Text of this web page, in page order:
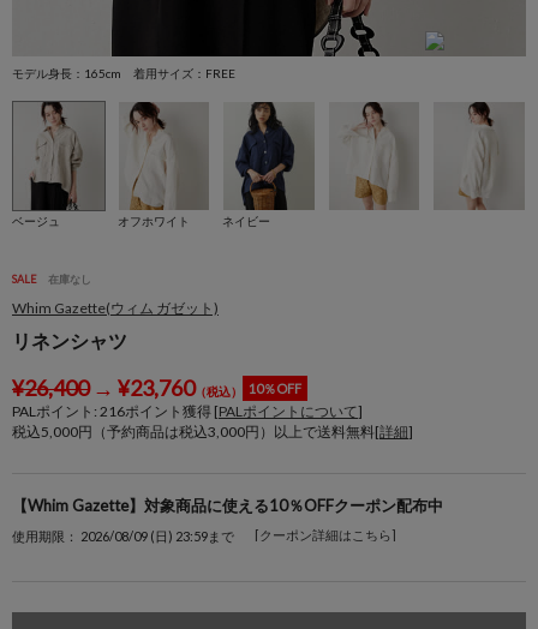
モデル身長：165cm 着用サイズ：FREE
ベージュ オフホワイト ネイビー
SALE 在庫なし
Whim Gazette(ウィム ガゼット)
リネンシャツ
¥26,400→ ¥23,760（税込） 10％OFF
PALポイント: 216ポイント獲得 [PALポイントについて]
税込5,000円（予約商品は税込3,000円）以上で送料無料[詳細]
【Whim Gazette】対象商品に使える10％OFFクーポン配布中
使用期限： 2026/08/09 (日) 23:59まで [クーポン詳細はこちら]